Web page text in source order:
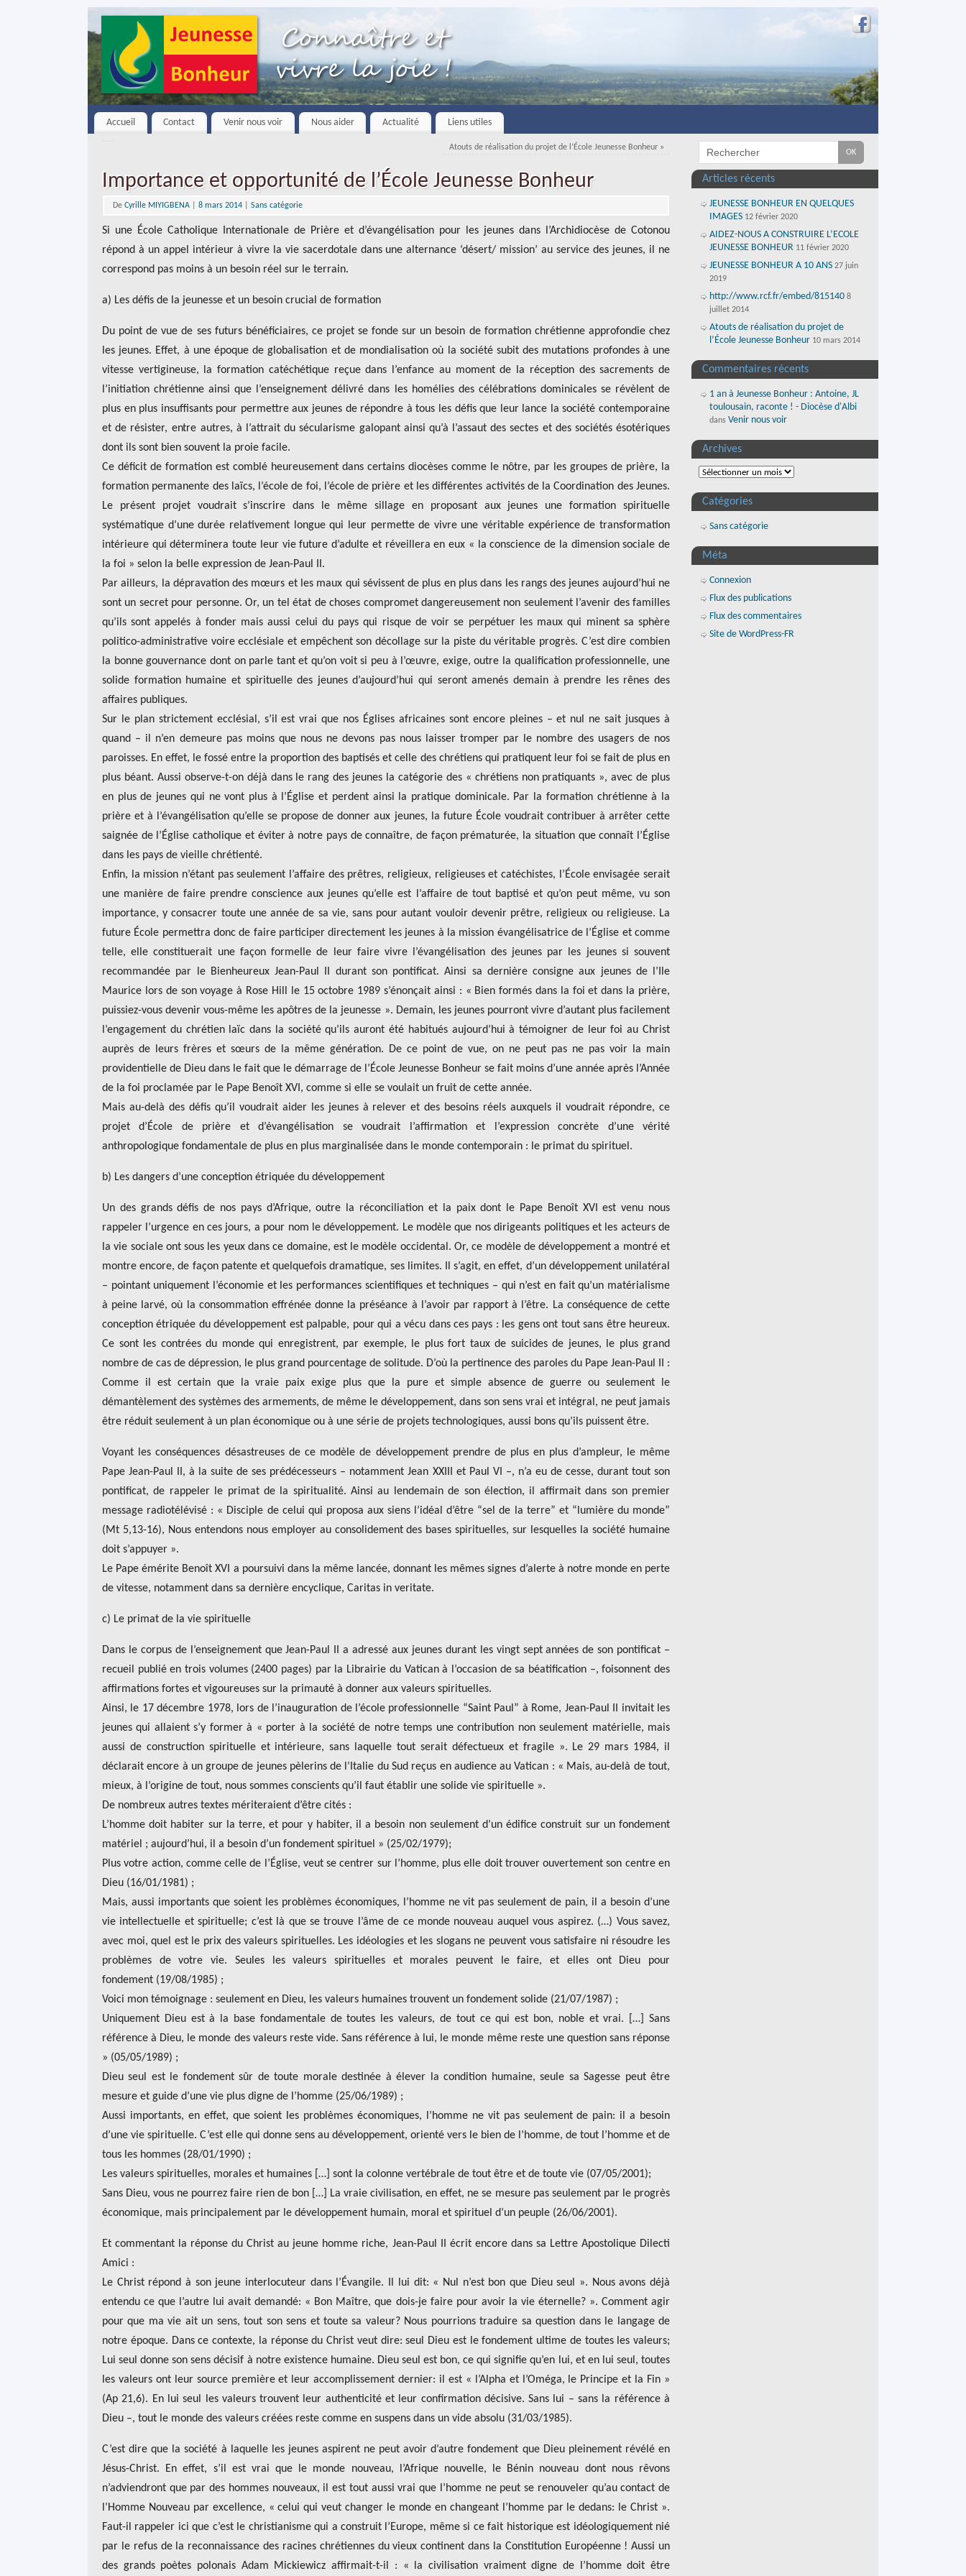
Accueil Contact Venir nous voir Nous aider Actualité Liens utiles
Atouts de réalisation du projet de l’École Jeunesse Bonheur »
Importance et opportunité de l’École Jeunesse Bonheur
De Cyrille MIYIGBENA 8 mars 2014 Sans catégorie
Si une École Catholique Internationale de Prière et d’évangélisation pour les jeunes dans l’Archidiocèse de Cotonou
répond à un appel intérieur à vivre la vie sacerdotale dans une alternance ‘désert/ mission’ au service des jeunes, il ne
correspond pas moins à un besoin réel sur le terrain.
a) Les défis de la jeunesse et un besoin crucial de formation
Du point de vue de ses futurs bénéficiaires, ce projet se fonde sur un besoin de formation chrétienne approfondie chez
les jeunes. Effet, à une époque de globalisation et de mondialisation où la société subit des mutations profondes à une
vitesse vertigineuse, la formation catéchétique reçue dans l’enfance au moment de la réception des sacrements de
l’initiation chrétienne ainsi que l’enseignement délivré dans les homélies des célébrations dominicales se révèlent de
plus en plus insuffisants pour permettre aux jeunes de répondre à tous les défis que leur lance la société contemporaine
et de résister, entre autres, à l’attrait du sécularisme galopant ainsi qu’à l’assaut des sectes et des sociétés ésotériques
dont ils sont bien souvent la proie facile.
Ce déficit de formation est comblé heureusement dans certains diocèses comme le nôtre, par les groupes de prière, la
formation permanente des laïcs, l’école de foi, l’école de prière et les différentes activités de la Coordination des Jeunes.
Le présent projet voudrait s’inscrire dans le même sillage en proposant aux jeunes une formation spirituelle
systématique d’une durée relativement longue qui leur permette de vivre une véritable expérience de transformation
intérieure qui déterminera toute leur vie future d’adulte et réveillera en eux « la conscience de la dimension sociale de
la foi » selon la belle expression de Jean-Paul II.
Par ailleurs, la dépravation des mœurs et les maux qui sévissent de plus en plus dans les rangs des jeunes aujourd’hui ne
sont un secret pour personne. Or, un tel état de choses compromet dangereusement non seulement l’avenir des familles
qu’ils sont appelés à fonder mais aussi celui du pays qui risque de voir se perpétuer les maux qui minent sa sphère
politico-administrative voire ecclésiale et empêchent son décollage sur la piste du véritable progrès. C’est dire combien
la bonne gouvernance dont on parle tant et qu’on voit si peu à l’œuvre, exige, outre la qualification professionnelle, une
solide formation humaine et spirituelle des jeunes d’aujourd’hui qui seront amenés demain à prendre les rênes des
affaires publiques.
Sur le plan strictement ecclésial, s’il est vrai que nos Églises africaines sont encore pleines – et nul ne sait jusques à
quand – il n’en demeure pas moins que nous ne devons pas nous laisser tromper par le nombre des usagers de nos
paroisses. En effet, le fossé entre la proportion des baptisés et celle des chrétiens qui pratiquent leur foi se fait de plus en
plus béant. Aussi observe-t-on déjà dans le rang des jeunes la catégorie des « chrétiens non pratiquants », avec de plus
en plus de jeunes qui ne vont plus à l’Église et perdent ainsi la pratique dominicale. Par la formation chrétienne à la
prière et à l’évangélisation qu’elle se propose de donner aux jeunes, la future École voudrait contribuer à arrêter cette
saignée de l’Église catholique et éviter à notre pays de connaître, de façon prématurée, la situation que connaît l’Église
dans les pays de vieille chrétienté.
Enfin, la mission n’étant pas seulement l’affaire des prêtres, religieux, religieuses et catéchistes, l’École envisagée serait
une manière de faire prendre conscience aux jeunes qu’elle est l’affaire de tout baptisé et qu’on peut même, vu son
importance, y consacrer toute une année de sa vie, sans pour autant vouloir devenir prêtre, religieux ou religieuse. La
future École permettra donc de faire participer directement les jeunes à la mission évangélisatrice de l’Église et comme
telle, elle constituerait une façon formelle de leur faire vivre l’évangélisation des jeunes par les jeunes si souvent
recommandée par le Bienheureux Jean-Paul II durant son pontificat. Ainsi sa dernière consigne aux jeunes de l’Ile
Maurice lors de son voyage à Rose Hill le 15 octobre 1989 s’énonçait ainsi : « Bien formés dans la foi et dans la prière,
puissiez-vous devenir vous-même les apôtres de la jeunesse ». Demain, les jeunes pourront vivre d’autant plus facilement
l’engagement du chrétien laïc dans la société qu’ils auront été habitués aujourd’hui à témoigner de leur foi au Christ
auprès de leurs frères et sœurs de la même génération. De ce point de vue, on ne peut pas ne pas voir la main
providentielle de Dieu dans le fait que le démarrage de l’École Jeunesse Bonheur se fait moins d’une année après l’Année
de la foi proclamée par le Pape Benoît XVI, comme si elle se voulait un fruit de cette année.
Mais au-delà des défis qu’il voudrait aider les jeunes à relever et des besoins réels auxquels il voudrait répondre, ce
projet d’École de prière et d’évangélisation se voudrait l’affirmation et l’expression concrète d’une vérité
anthropologique fondamentale de plus en plus marginalisée dans le monde contemporain : le primat du spirituel.
b) Les dangers d’une conception étriquée du développement
Un des grands défis de nos pays d’Afrique, outre la réconciliation et la paix dont le Pape Benoît XVI est venu nous
rappeler l’urgence en ces jours, a pour nom le développement. Le modèle que nos dirigeants politiques et les acteurs de
la vie sociale ont sous les yeux dans ce domaine, est le modèle occidental. Or, ce modèle de développement a montré et
montre encore, de façon patente et quelquefois dramatique, ses limites. Il s’agit, en effet, d’un développement unilatéral
– pointant uniquement l’économie et les performances scientifiques et techniques – qui n’est en fait qu’un matérialisme
à peine larvé, où la consommation effrénée donne la préséance à l’avoir par rapport à l’être. La conséquence de cette
conception étriquée du développement est palpable, pour qui a vécu dans ces pays : les gens ont tout sans être heureux.
Ce sont les contrées du monde qui enregistrent, par exemple, le plus fort taux de suicides de jeunes, le plus grand
nombre de cas de dépression, le plus grand pourcentage de solitude. D’où la pertinence des paroles du Pape Jean-Paul II :
Comme il est certain que la vraie paix exige plus que la pure et simple absence de guerre ou seulement le
démantèlement des systèmes des armements, de même le développement, dans son sens vrai et intégral, ne peut jamais
être réduit seulement à un plan économique ou à une série de projets technologiques, aussi bons qu’ils puissent être.
Voyant les conséquences désastreuses de ce modèle de développement prendre de plus en plus d’ampleur, le même
Pape Jean-Paul II, à la suite de ses prédécesseurs – notamment Jean XXIII et Paul VI –, n’a eu de cesse, durant tout son
pontificat, de rappeler le primat de la spiritualité. Ainsi au lendemain de son élection, il affirmait dans son premier
message radiotélévisé : « Disciple de celui qui proposa aux siens l’idéal d’être “sel de la terre” et “lumière du monde”
(Mt 5,13-16), Nous entendons nous employer au consolidement des bases spirituelles, sur lesquelles la société humaine
doit s’appuyer ».
Le Pape émérite Benoît XVI a poursuivi dans la même lancée, donnant les mêmes signes d’alerte à notre monde en perte
de vitesse, notamment dans sa dernière encyclique, Caritas in veritate.
c) Le primat de la vie spirituelle
Dans le corpus de l’enseignement que Jean-Paul II a adressé aux jeunes durant les vingt sept années de son pontificat –
recueil publié en trois volumes (2400 pages) par la Librairie du Vatican à l’occasion de sa béatification –, foisonnent des
affirmations fortes et vigoureuses sur la primauté à donner aux valeurs spirituelles.
Ainsi, le 17 décembre 1978, lors de l’inauguration de l’école professionnelle “Saint Paul” à Rome, Jean-Paul II invitait les
jeunes qui allaient s’y former à « porter à la société de notre temps une contribution non seulement matérielle, mais
aussi de construction spirituelle et intérieure, sans laquelle tout serait défectueux et fragile ». Le 29 mars 1984, il
déclarait encore à un groupe de jeunes pèlerins de l’Italie du Sud reçus en audience au Vatican : « Mais, au-delà de tout,
mieux, à l’origine de tout, nous sommes conscients qu’il faut établir une solide vie spirituelle ».
De nombreux autres textes mériteraient d’être cités :
L’homme doit habiter sur la terre, et pour y habiter, il a besoin non seulement d’un édifice construit sur un fondement
matériel ; aujourd’hui, il a besoin d’un fondement spirituel » (25/02/1979);
Plus votre action, comme celle de l’Église, veut se centrer sur l’homme, plus elle doit trouver ouvertement son centre en
Dieu (16/01/1981) ;
Mais, aussi importants que soient les problèmes économiques, l’homme ne vit pas seulement de pain, il a besoin d’une
vie intellectuelle et spirituelle; c’est là que se trouve l’âme de ce monde nouveau auquel vous aspirez. (…) Vous savez,
avec moi, quel est le prix des valeurs spirituelles. Les idéologies et les slogans ne peuvent vous satisfaire ni résoudre les
problèmes de votre vie. Seules les valeurs spirituelles et morales peuvent le faire, et elles ont Dieu pour
fondement (19/08/1985) ;
Voici mon témoignage : seulement en Dieu, les valeurs humaines trouvent un fondement solide (21/07/1987) ;
Uniquement Dieu est à la base fondamentale de toutes les valeurs, de tout ce qui est bon, noble et vrai. […] Sans
référence à Dieu, le monde des valeurs reste vide. Sans référence à lui, le monde même reste une question sans réponse
» (05/05/1989) ;
Dieu seul est le fondement sûr de toute morale destinée à élever la condition humaine, seule sa Sagesse peut être
mesure et guide d’une vie plus digne de l’homme (25/06/1989) ;
Aussi importants, en effet, que soient les problèmes économiques, l’homme ne vit pas seulement de pain: il a besoin
d’une vie spirituelle. C’est elle qui donne sens au développement, orienté vers le bien de l’homme, de tout l’homme et de
tous les hommes (28/01/1990) ;
Les valeurs spirituelles, morales et humaines […] sont la colonne vertébrale de tout être et de toute vie (07/05/2001);
Sans Dieu, vous ne pourrez faire rien de bon […] La vraie civilisation, en effet, ne se mesure pas seulement par le progrès
économique, mais principalement par le développement humain, moral et spirituel d’un peuple (26/06/2001).
Et commentant la réponse du Christ au jeune homme riche, Jean-Paul II écrit encore dans sa Lettre Apostolique Dilecti
Amici :
Le Christ répond à son jeune interlocuteur dans l’Évangile. Il lui dit: « Nul n’est bon que Dieu seul ». Nous avons déjà
entendu ce que l’autre lui avait demandé: « Bon Maître, que dois-je faire pour avoir la vie éternelle? ». Comment agir
pour que ma vie ait un sens, tout son sens et toute sa valeur? Nous pourrions traduire sa question dans le langage de
notre époque. Dans ce contexte, la réponse du Christ veut dire: seul Dieu est le fondement ultime de toutes les valeurs;
Lui seul donne son sens décisif à notre existence humaine. Dieu seul est bon, ce qui signifie qu’en lui, et en lui seul, toutes
les valeurs ont leur source première et leur accomplissement dernier: il est « l’Alpha et l’Oméga, le Principe et la Fin »
(Ap 21,6). En lui seul les valeurs trouvent leur authenticité et leur confirmation décisive. Sans lui – sans la référence à
Dieu –, tout le monde des valeurs créées reste comme en suspens dans un vide absolu (31/03/1985).
C’est dire que la société à laquelle les jeunes aspirent ne peut avoir d’autre fondement que Dieu pleinement révélé en
Jésus-Christ. En effet, s’il est vrai que le monde nouveau, l’Afrique nouvelle, le Bénin nouveau dont nous rêvons
n’adviendront que par des hommes nouveaux, il est tout aussi vrai que l’homme ne peut se renouveler qu’au contact de
l’Homme Nouveau par excellence, « celui qui veut changer le monde en changeant l’homme par le dedans: le Christ ».
Faut-il rappeler ici que c’est le christianisme qui a construit l’Europe, même si ce fait historique est idéologiquement nié
par le refus de la reconnaissance des racines chrétiennes du vieux continent dans la Constitution Européenne ! Aussi un
des grands poètes polonais Adam Mickiewicz affirmait-t-il : « la civilisation vraiment digne de l’homme doit être
Articles récents
JEUNESSE BONHEUR EN QUELQUES
IMAGES 12 février 2020
AIDEZ-NOUS A CONSTRUIRE L’ECOLE
JEUNESSE BONHEUR 11 février 2020
JEUNESSE BONHEUR A 10 ANS 27 juin
2019
http://www.rcf.fr/embed/815140 8
juillet 2014
Atouts de réalisation du projet de
l’École Jeunesse Bonheur 10 mars 2014
Commentaires récents
1 an à Jeunesse Bonheur : Antoine, JL
toulousain, raconte ! - Diocèse d'Albi
dans Venir nous voir
Archives
Catégories
Sans catégorie
Méta
Connexion
Flux des publications
Flux des commentaires
Site de WordPress-FR